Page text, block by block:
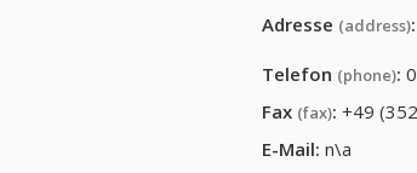
Adresse (address):
Telefon (phone):
Fax (fax): +49
E-Mail: n\a